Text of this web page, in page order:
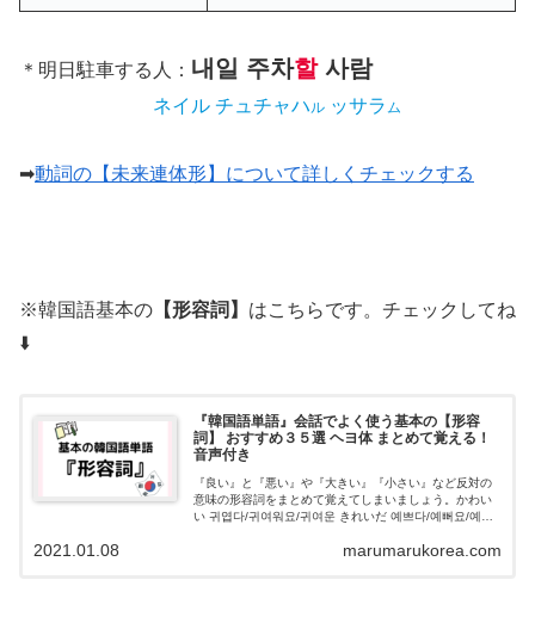
＊明日駐車する人： 내일 주차할사람
ネイル チュチャハル ッサラム
➡動詞の【未来連体形】について詳しくチェックする
※韓国語基本の 【形容詞】 はこちらです。チェックしてね
⬇️
『韓国語単語』会話でよく使う基本の【形容
詞】 おすすめ３５選 ヘヨ体 まとめて覚える！
音声付き
『良い』と『悪い』や『大きい』『小さい』など反対の
意味の形容詞をまとめて覚えてしまいましょう。かわい
い 귀엽다/귀여워요/귀여운 きれいだ 예쁘다/예뻐요/예쁜
marumarukorea.com
2021.01.08